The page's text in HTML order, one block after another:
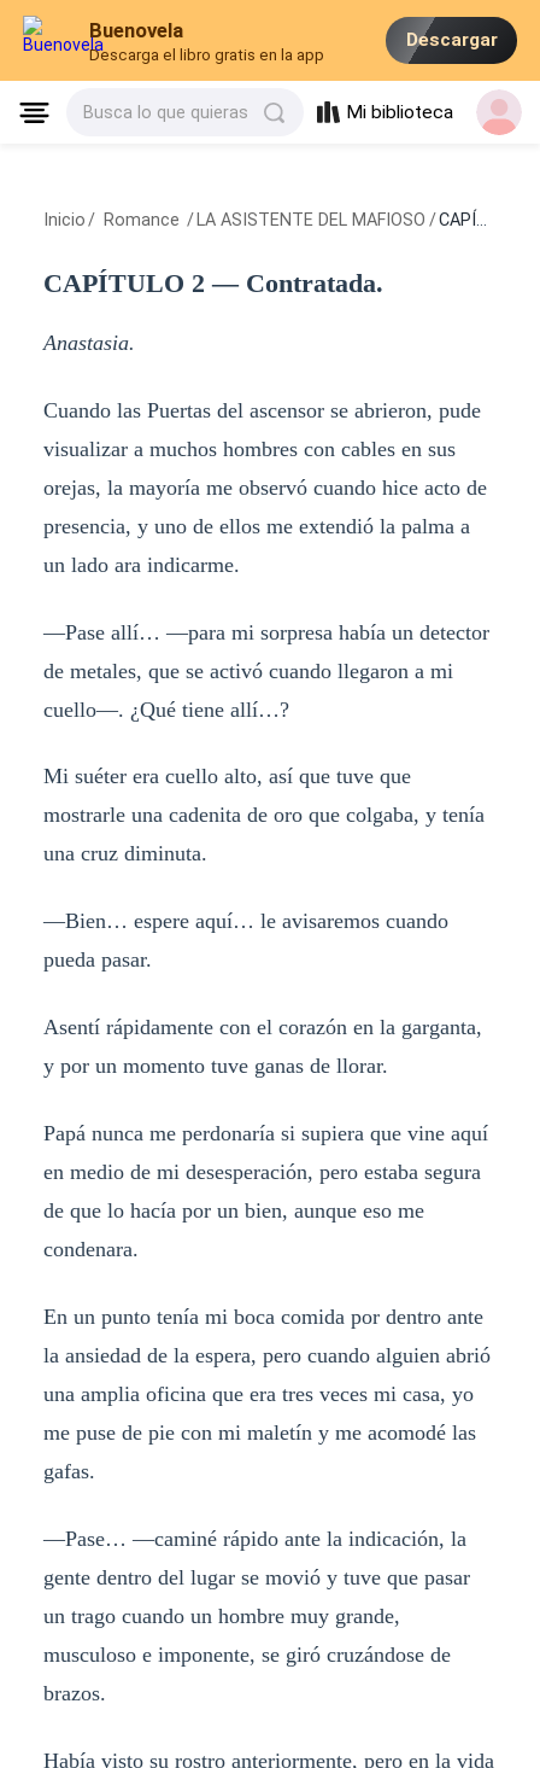
Buenovela
Descarga el libro gratis en la app
Descargar
Busca lo que quieras Mi biblioteca
Inicio / Romance / LA ASISTENTE DEL MAFIOSO /CAPÍTULO 2 — Contratada.
CAPÍTULO 2 — Contratada.
Anastasia.
Cuando las Puertas del ascensor se abrieron, pude
visualizar a muchos hombres con cables en sus
orejas, la mayoría me observó cuando hice acto de
presencia, y uno de ellos me extendió la palma a
un lado ara indicarme.
—Pase allí… —para mi sorpresa había un detector
de metales, que se activó cuando llegaron a mi
cuello—. ¿Qué tiene allí…?
Mi suéter era cuello alto, así que tuve que
mostrarle una cadenita de oro que colgaba, y tenía
una cruz diminuta.
—Bien… espere aquí… le avisaremos cuando
pueda pasar.
Asentí rápidamente con el corazón en la garganta,
y por un momento tuve ganas de llorar.
Papá nunca me perdonaría si supiera que vine aquí
en medio de mi desesperación, pero estaba segura
de que lo hacía por un bien, aunque eso me
condenara.
En un punto tenía mi boca comida por dentro ante
la ansiedad de la espera, pero cuando alguien abrió
una amplia oficina que era tres veces mi casa, yo
me puse de pie con mi maletín y me acomodé las
gafas.
—Pase… —caminé rápido ante la indicación, la
gente dentro del lugar se movió y tuve que pasar
un trago cuando un hombre muy grande,
musculoso e imponente, se giró cruzándose de
brazos.
Había visto su rostro anteriormente, pero en la vida